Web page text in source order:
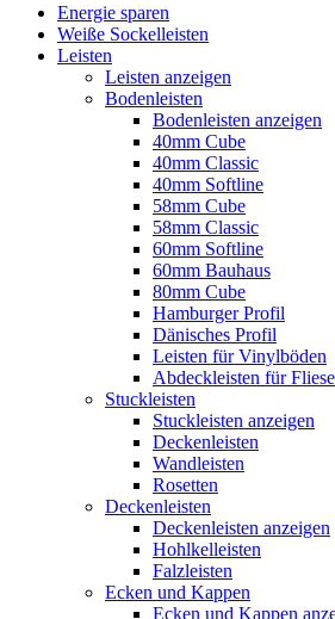
Energie sparen
Weiße Sockelleisten
Leisten
Leisten anzeigen
Bodenleisten
Bodenleisten anzeigen
40mm Cube
40mm Classic
40mm Softline
58mm Cube
58mm Classic
60mm Softline
60mm Bauhaus
80mm Cube
Hamburger Profil
Dänisches Profil
Leisten für Vinylböden
Abdeckleisten für
Stuckleisten
Stuckleisten anzeigen
Deckenleisten
Wandleisten
Rosetten
Deckenleisten
Deckenleisten anzeigen
Hohlkelleisten
Falzleisten
Ecken und Kappen
Ecken und Kappen